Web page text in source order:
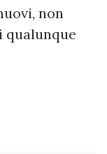
non
qualunque